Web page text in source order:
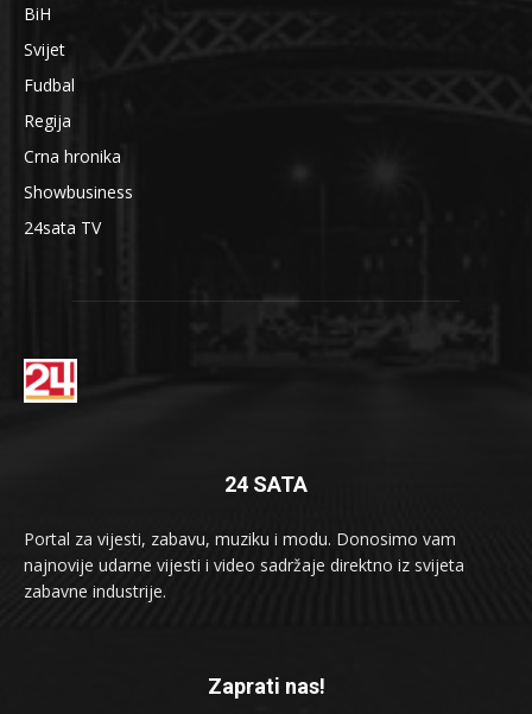
BiH
Svijet
Fudbal
Regija
Crna hronika
Showbusiness
24sata TV
24 SATA
Portal za vijesti, zabavu, muziku i modu. Donosimo vam
najnovije udarne vijesti i video sadržaje direktno iz svijeta
zabavne industrije.
Zaprati nas!